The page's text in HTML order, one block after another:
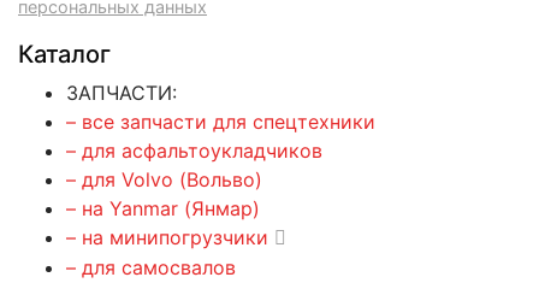
персональных данных
Каталог
ЗАПЧАСТИ:
– все запчасти для спецтехники
– для асфальтоукладчиков
– для Volvo (Вольво)
– на Yanmar (Янмар)
– на минипогрузчики
– для самосвалов